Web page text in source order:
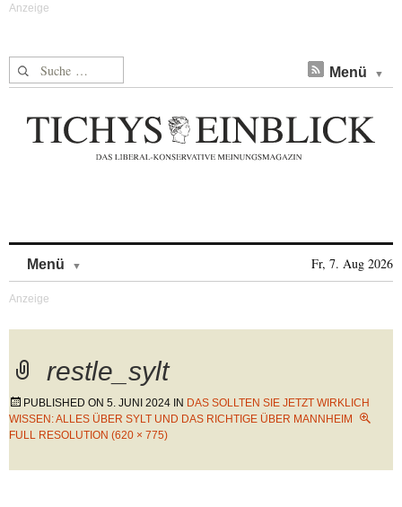
Suche nach: Menü
Menü Fr, 7. Aug 2026
restle_sylt
PUBLISHED ON 5. JUNI 2024 IN DAS SOLLTEN SIE JETZT WIRKLICH
WISSEN: ALLES ÜBER SYLT UND DAS RICHTIGE ÜBER MANNHEIM
FULL RESOLUTION (620 × 775)